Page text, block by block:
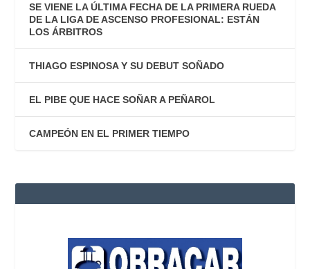
SE VIENE LA ÚLTIMA FECHA DE LA PRIMERA RUEDA
DE LA LIGA DE ASCENSO PROFESIONAL: ESTÁN
LOS ÁRBITROS
THIAGO ESPINOSA Y SU DEBUT SOÑADO
EL PIBE QUE HACE SOÑAR A PEÑAROL
CAMPEÓN EN EL PRIMER TIEMPO